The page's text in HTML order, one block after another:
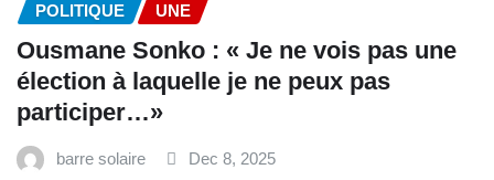
POLITIQUE UNE
Ousmane Sonko : « Je ne vois pas une
élection à laquelle je ne peux pas
participer…»
barre solaire Dec 8, 2025